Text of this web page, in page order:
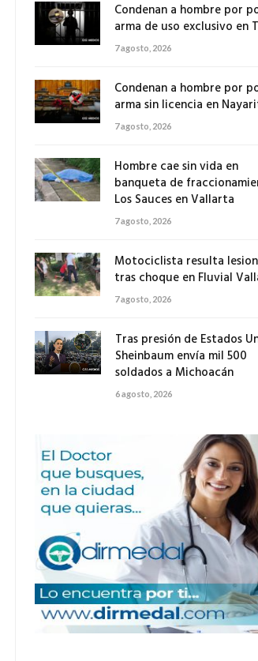
Condenan a hombre por
arma de uso exclusivo en
7 agosto, 2026
Condenan a hombre por
arma sin licencia en
7 agosto, 2026
Hombre cae sin vida en
banqueta de
Los Sauces en Vallarta
7 agosto, 2026
Motociclista resulta
tras choque en Fluvial
7 agosto, 2026
Tras presión de Estados
Sheinbaum envía mil 500
soldados a Michoacán
6 agosto, 2026